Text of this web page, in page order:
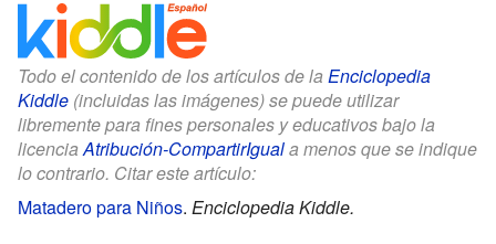
Todo el contenido de los artículos de la Enciclopedia
Kiddle (incluidas las imágenes) se puede utilizar
libremente para fines personales y educativos bajo la
licencia Atribución-CompartirIguala menos que se indique
lo contrario. Citar este artículo:
Matadero para Niños. Enciclopedia Kiddle.